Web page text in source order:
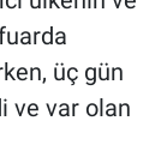
üç gün
ve var olan